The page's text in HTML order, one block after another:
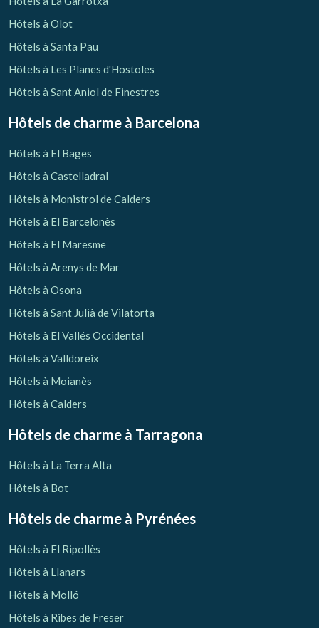
Vérifier le code de réservation
Hôtels à Olot
Hôtels à Santa Pau
Hôtels à Les Planes d'Hostoles
Hôtels à Sant Aniol de Finestres
Hôtels de charme à Barcelona
Hôtels à El Bages
Hôtels à Castelladral
Hôtels à Monistrol de Calders
Hôtels à El Barcelonès
Hôtels à El Maresme
Hôtels à Arenys de Mar
Hôtels à Osona
Hôtels à Sant Julià de Vilatorta
Hôtels à El Vallés Occidental
Hôtels à Valldoreix
Hôtels à Moianès
Hôtels à Calders
Hôtels de charme à Tarragona
Hôtels à La Terra Alta
Hôtels à Bot
Hôtels de charme à Pyrénées
Hôtels à El Ripollès
Hôtels à Llanars
Hôtels à Molló
Hôtels à Ribes de Freser